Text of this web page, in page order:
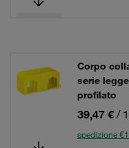
Corpo
serie
profilato
39,47 € /
spedizione